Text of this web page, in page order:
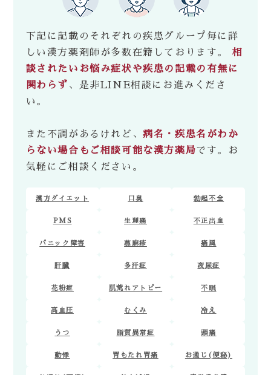
下記に記載のそれぞれの疾患グループ毎に詳
しい漢方薬剤師が多数在籍しております。 相
談されたいお悩み症状や疾患の記載の有無に
関わらず、是非LINE相談にお進みくださ
い。
また不調があるけれど、病名・疾患名がわか
らない場合もご相談可能な漢方薬局です。お
気軽にご相談ください。
漢方ダイエット 口臭 勃起不全
PMS 生理痛 不正出血
パニック障害 蕁麻疹 痛風
肝臓 多汗症 夜尿症
花粉症 肌荒れアトピー 不眠
高血圧 むくみ 冷え
うつ 脂質異常症 頭痛
動悸 胃もたれ胃痛 お通じ(便秘)